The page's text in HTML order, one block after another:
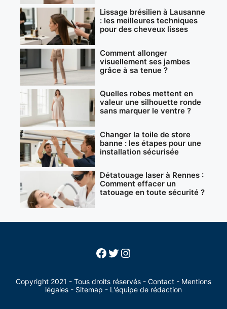
Lissage brésilien à Lausanne
: les meilleures techniques
pour des cheveux lisses
Comment allonger
visuellement ses jambes
grâce à sa tenue ?
Quelles robes mettent en
valeur une silhouette ronde
sans marquer le ventre ?
Changer la toile de store
banne : les étapes pour une
installation sécurisée
Détatouage laser à Rennes :
Comment effacer un
tatouage en toute sécurité ?
Facebook
Twitter
Instagram
Copyright 2021 - Tous droits réservés - Contact - Mentions
légales - Sitemap - L'équipe de rédaction